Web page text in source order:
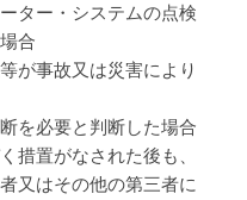
ター・システムの点検
合
が事故又は災害により
を必要と判断した場合
措置がなされた後も、
又はその他の第三者に